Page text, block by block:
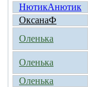
НютикАнютик
ОксанаФ
Оленька
Оленька
Оленька